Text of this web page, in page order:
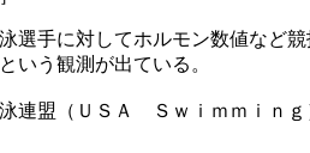
選手に対してホルモン数値など
いう観測が出ている。
連盟（ＵＳＡ Ｓｗｉｍｍｉｎ